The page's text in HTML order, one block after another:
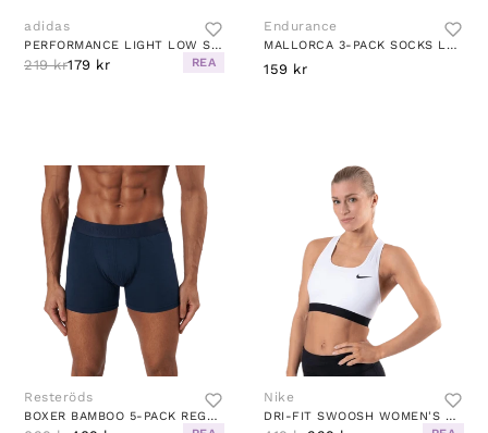
adidas
PERFORMANCE LIGHT LOW SOCKS 3 PAIRS WHITE
219 kr179 kr REA
Endurance
MALLORCA 3-PACK SOCKS LOW CUT BLACK
159 kr
Resteröds
BOXER BAMBOO 5-PACK REGULAR LE BLACK/NAVY/STONE GREY
Nike
DRI-FIT SWOOSH WOMEN'S MEDIUM-SUPPORT NON-PADDED SPORTS BRA WHITE/BLACK/BLACK